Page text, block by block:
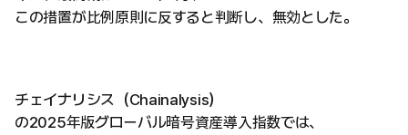
この措置が比例原則に反すると判断し、無効とした。
チェイナリシス（Chainalysis）
の2025年版グローバル暗号資産導入指数では、